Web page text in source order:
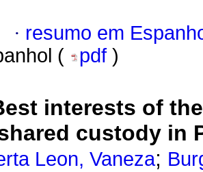
· resumo em
(
pdf )
interests of
custody in
Leon, Vaneza;